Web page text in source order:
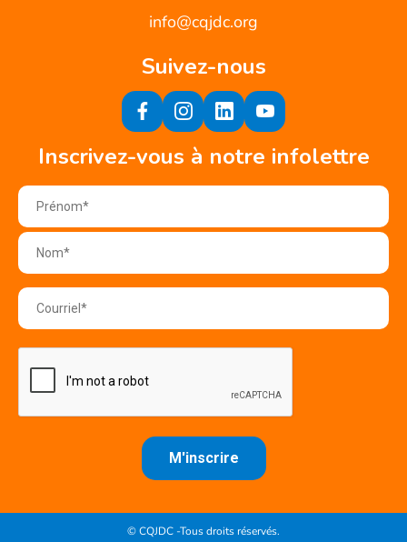
info@cqjdc.org
Suivez-nous
Inscrivez-vous à notre infolettre
© CQJDC -Tous droits réservés.